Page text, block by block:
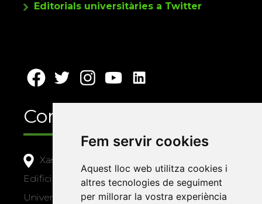
Fem servir cookies
Aquest lloc web utilitza cookies i
altres tecnologies de seguiment
per millorar la vostra experiència
Editorials universitàries a Twitter
Contacte
Xarxa Vives d'Universitats
Edifici Àgora
Universitat Jaume I, local 10